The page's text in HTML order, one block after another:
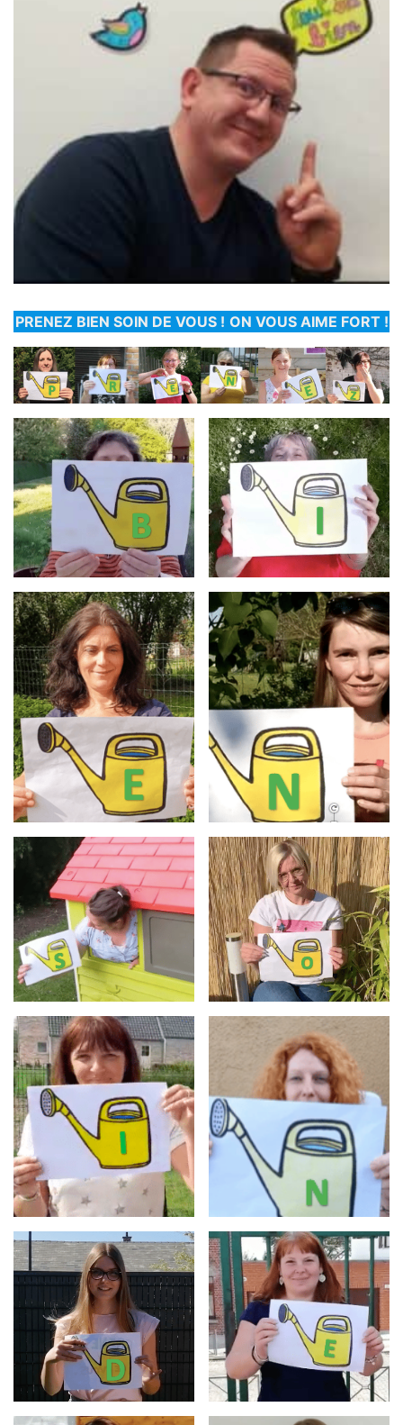
PRENEZ BIEN SOIN DE VOUS ! ON VOUS AIME FORT !